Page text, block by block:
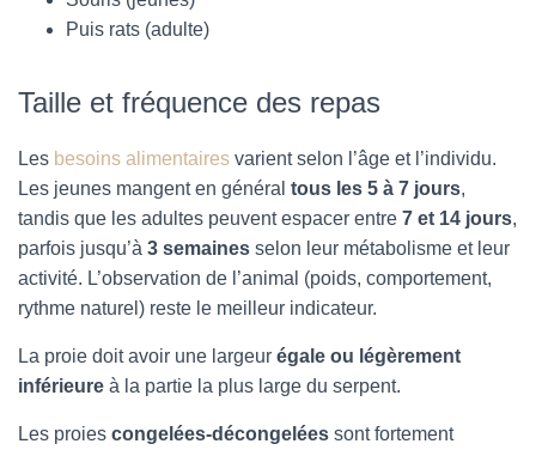
Puis rats (adulte)
Taille et fréquence des repas
Les besoins alimentaires varient selon l’âge et l’individu.
Les jeunes mangent en général tous les 5 à 7 jours,
tandis que les adultes peuvent espacer entre 7 et 14 jours,
parfois jusqu’à 3 semaines selon leur métabolisme et leur
activité. L’observation de l’animal (poids, comportement,
rythme naturel) reste le meilleur indicateur.
La proie doit avoir une largeur égale ou légèrement
inférieure à la partie la plus large du serpent.
Les proies congelées-décongelées sont fortement